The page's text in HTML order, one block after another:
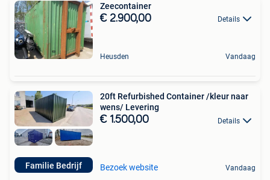
Zeecontainer
€ 2.900,00 Details
Heusden Vandaag
Familie Bedrijf
20ft Refurbished Container /kleur naar
wens/ Levering
€ 1.500,00 Details
Bezoek website Vandaag